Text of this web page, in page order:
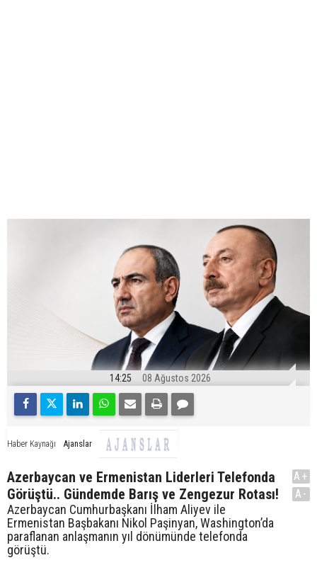
14:25 08 Ağustos 2026
Haber Kaynağı Ajanslar
Azerbaycan ve Ermenistan Liderleri Telefonda
Görüştü.. Gündemde Barış ve Zengezur Rotası!
Azerbaycan Cumhurbaşkanı İlham Aliyev ile
Ermenistan Başbakanı Nikol Paşinyan, Washington’da
paraflanan anlaşmanın yıl dönümünde telefonda
görüştü.
A+
A-